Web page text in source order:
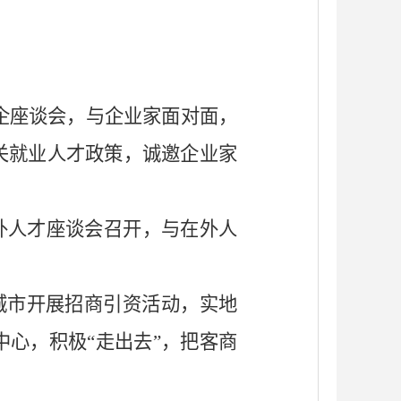
谈会，与企业家面对面，
业人才政策，诚邀企业家
人才座谈会召开，与在外人
开展招商引资活动，实地
，积极“走出去”，把客商